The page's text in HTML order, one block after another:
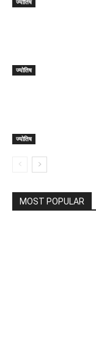
ज्योतिष
ज्योतिष
MOST POPULAR